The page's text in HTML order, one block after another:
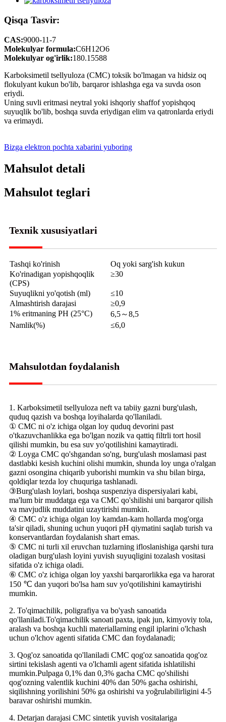
Qisqa Tasvir:
CAS:9000-11-7
Molekulyar formula:C6H12O6
Molekulyar og'irlik:180.15588
Karboksimetil tsellyuloza (CMC) toksik bo'lmagan va hidsiz oq
flokulyant kukun bo'lib, barqaror ishlashga ega va suvda oson
eriydi.
Uning suvli eritmasi neytral yoki ishqoriy shaffof yopishqoq
suyuqlik bo'lib, boshqa suvda eriydigan elim va qatronlarda eriydi
va erimaydi.
Bizga elektron pochta xabarini yuboring
Mahsulot detali
Mahsulot teglari
Texnik xususiyatlari
Tashqi ko'rinish
Oq yoki sarg'ish kukun
Ko'rinadigan yopishqoqlik
(CPS)
≥30
Suyuqlikni yo'qotish (ml)
≤10
Almashtirish darajasi
≥0,9
1% eritmaning PH (25°C)
6,5～8,5
Namlik(%)
≤6,0
Mahsulotdan foydalanish
1. Karboksimetil tsellyuloza neft va tabiiy gazni burg'ulash,
quduq qazish va boshqa loyihalarda qo'llaniladi.
① CMC ni o'z ichiga olgan loy quduq devorini past
o'tkazuvchanlikka ega bo'lgan nozik va qattiq filtrli tort hosil
qilishi mumkin, bu esa suv yo'qotilishini kamaytiradi.
② Loyga CMC qo'shgandan so'ng, burg'ulash moslamasi past
dastlabki kesish kuchini olishi mumkin, shunda loy unga o'ralgan
gazni osongina chiqarib yuborishi mumkin va shu bilan birga,
qoldiqlar tezda loy chuquriga tashlanadi.
③Burg'ulash loylari, boshqa suspenziya dispersiyalari kabi,
ma'lum bir muddatga ega va CMC qo'shilishi uni barqaror qilish
va mavjudlik muddatini uzaytirishi mumkin.
④ CMC o'z ichiga olgan loy kamdan-kam hollarda mog'orga
ta'sir qiladi, shuning uchun yuqori pH qiymatini saqlab turish va
konservantlardan foydalanish shart emas.
⑤ CMC ni turli xil eruvchan tuzlarning ifloslanishiga qarshi tura
oladigan burg'ulash loyini yuvish suyuqligini tozalash vositasi
sifatida o'z ichiga oladi.
⑥ CMC o'z ichiga olgan loy yaxshi barqarorlikka ega va harorat
150 ℃ dan yuqori bo'lsa ham suv yo'qotilishini kamaytirishi
mumkin.
2. To'qimachilik, poligrafiya va bo'yash sanoatida
qo'llaniladi.To'qimachilik sanoati paxta, ipak jun, kimyoviy tola,
aralash va boshqa kuchli materiallarning engil iplarini o'lchash
uchun o'lchov agenti sifatida CMC dan foydalanadi;
3. Qog'oz sanoatida qo'llaniladi CMC qog'oz sanoatida qog'oz
sirtini tekislash agenti va o'lchamli agent sifatida ishlatilishi
mumkin.Pulpaga 0,1% dan 0,3% gacha CMC qo'shilishi
qog'ozning valentlik kuchini 40% dan 50% gacha oshirishi,
siqilishning yorilishini 50% ga oshirishi va yoğrulabilirligini 4-5
baravar oshirishi mumkin.
4. Detarjan darajasi CMC sintetik yuvish vositalariga